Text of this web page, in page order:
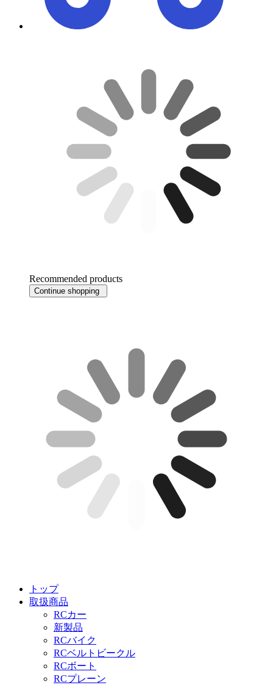
Recommended products
Continue shopping
トップ
取扱商品
RCカー
新製品
RCバイク
RCベルトビークル
RCボート
RCプレーン